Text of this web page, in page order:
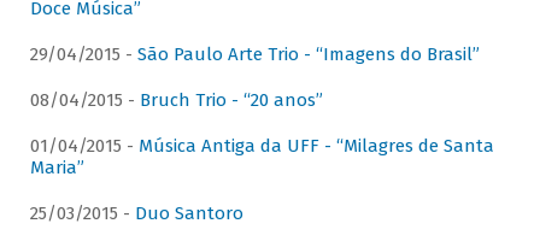
Doce Música”
29/04/2015 - São Paulo Arte Trio - “Imagens do Brasil”
08/04/2015 - Bruch Trio - “20 anos”
01/04/2015 - Música Antiga da UFF - “Milagres de Santa
Maria”
25/03/2015 - Duo Santoro